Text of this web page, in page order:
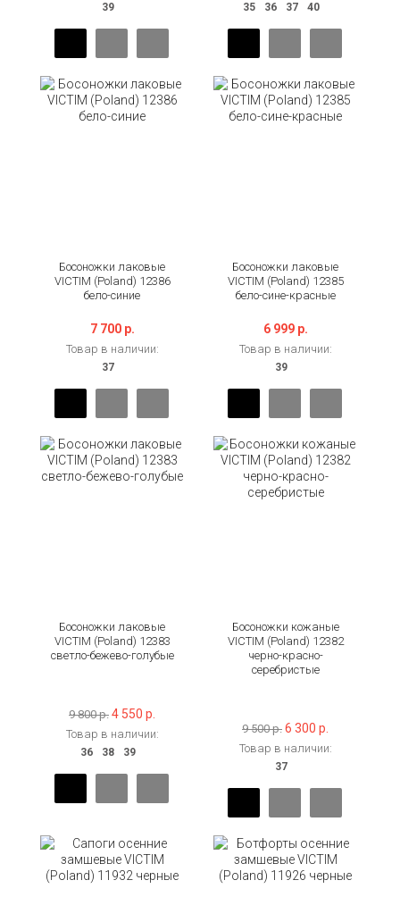
Босоножки лаковые
VICTIM (Poland) 12386
бело-синие
7 700 р.
Товар в наличии:
Босоножки лаковые
VICTIM (Poland) 12385
бело-сине-красные
6 999 р.
Товар в наличии:
Босоножки лаковые
VICTIM (Poland) 12383
светло-бежево-голубые
9 800 р. 4 550 р.
Товар в наличии:
Босоножки кожаные
VICTIM (Poland) 12382
черно-красно-
серебристые
9 500 р. 6 300 р.
Товар в наличии: